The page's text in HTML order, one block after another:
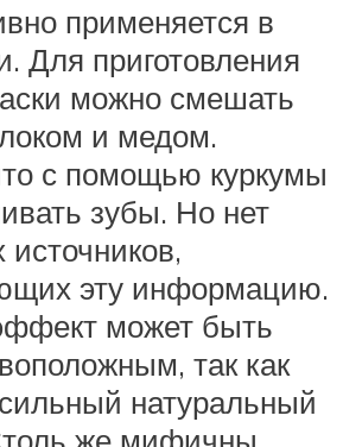
применяется в
Для приготовления
можно смешать
и медом.
с помощью куркумы
зубы. Но нет
эту информацию.
может быть
так как
натуральный